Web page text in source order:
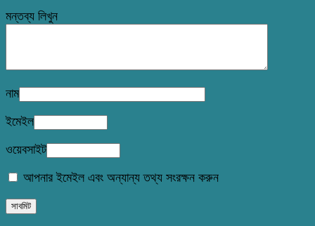
মন্তব্য লিখুন
নাম
ইমেইল
ওয়েবসাইট
আপনার ইমেইল এবং অন্যান্য তথ্য সংরক্ষন করুন